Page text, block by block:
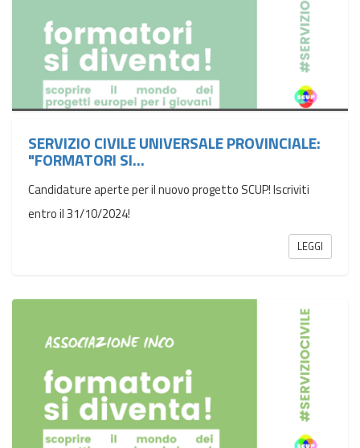
SERVIZIO CIVILE UNIVERSALE PROVINCIALE:
"FORMATORI SI...
Candidature aperte per il nuovo progetto SCUP! Iscriviti
entro il 31/10/2024!
LEGGI